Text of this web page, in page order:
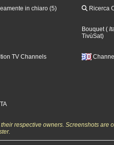
in chiaro (5) Ricerca
Bouquet (
TivùSat)
TV Channels
respective owners. Screenshots are